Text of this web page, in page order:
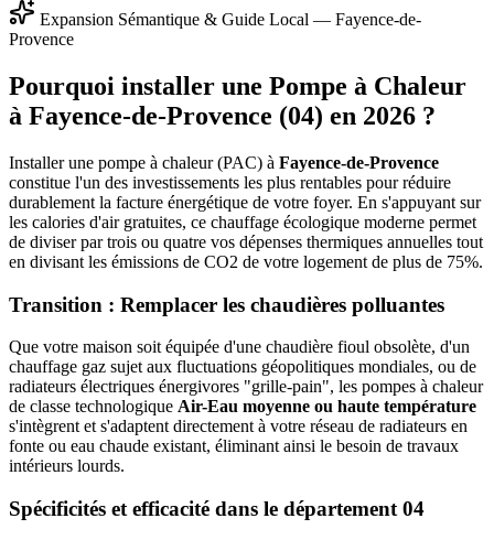
Expansion Sémantique & Guide Local — Fayence-de-
Provence
Pourquoi installer une Pompe à Chaleur
à Fayence-de-Provence (04) en 2026 ?
Installer une pompe à chaleur (PAC) à Fayence-de-Provence
constitue l'un des investissements les plus rentables pour réduire
durablement la facture énergétique de votre foyer. En s'appuyant sur
les calories d'air gratuites, ce chauffage écologique moderne permet
de diviser par trois ou quatre vos dépenses thermiques annuelles tout
en divisant les émissions de CO2 de votre logement de plus de 75%.
Transition : Remplacer les chaudières polluantes
Que votre maison soit équipée d'une chaudière fioul obsolète, d'un
chauffage gaz sujet aux fluctuations géopolitiques mondiales, ou de
radiateurs électriques énergivores "grille-pain", les pompes à chaleur
de classe technologique Air-Eau moyenne ou haute température
s'intègrent et s'adaptent directement à votre réseau de radiateurs en
fonte ou eau chaude existant, éliminant ainsi le besoin de travaux
intérieurs lourds.
Spécificités et efficacité dans le département 04